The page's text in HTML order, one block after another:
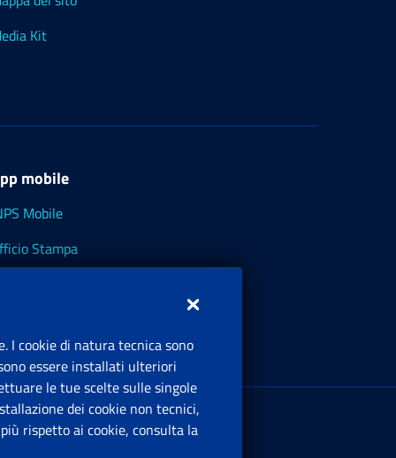
Kit
mobile
Mobile
Stampa
Legale: Via Ciro il Grande, 21
Roma
02121151001
I cookie di natura tecnica sono
essere installati ulteriori
le tue scelte sulle singole
dei cookie non tecnici,
più rispetto ai cookie, consulta la